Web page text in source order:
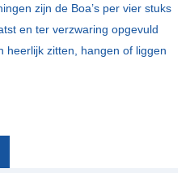
zijn de Boa’s per vier stuks
en ter verzwaring opgevuld
heerlijk zitten, hangen of liggen